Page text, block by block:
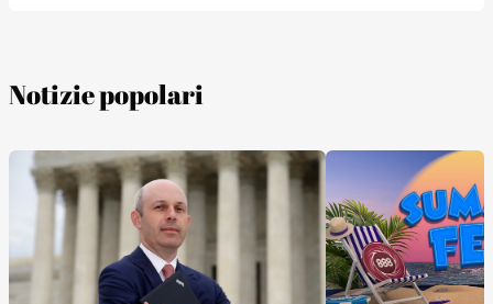
Notizie popolari